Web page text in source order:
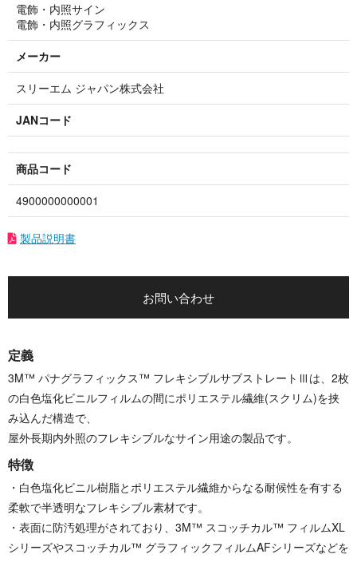
電飾・内照サイン
電飾・内照グラフィックス
メーカー
スリーエム ジャパン株式会社
JANコード
商品コード
4900000000001
製品説明書
お問い合わせ
定義
3M™ パナグラフィックス™ フレキシブルサブストレートⅢは、2枚
の白色塩化ビニルフィルムの間にポリエステル繊維(スクリム)を挟
み込んだ構造で、
屋外長期内外照のフレキシブルなサイン用途の製品です。
特徴
・白色塩化ビニル樹脂とポリエステル繊維からなる耐候性を有する
柔軟で半透明なフレキシブル素材です。
・表面に防汚処理がされており、3M™ スコッチカル™ フィルムXL
シリーズやスコッチカル™ グラフィックフィルムAFシリーズなどを